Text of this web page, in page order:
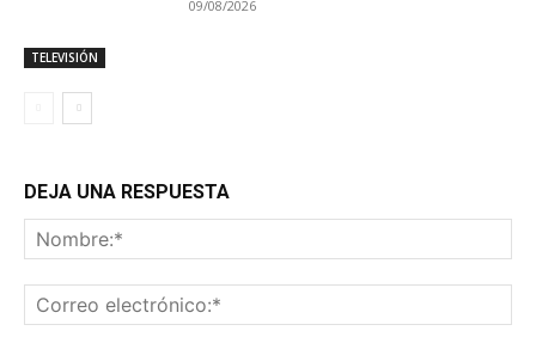
TELEVISIÓN
09/08/2026
DEJA UNA RESPUESTA